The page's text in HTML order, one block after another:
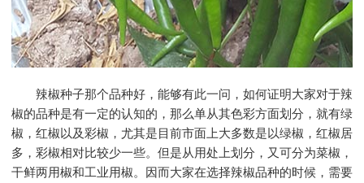
辣椒种子那个品种好 ，能够有此一问，如何证明大家对于辣
椒的品种是有一定的认知的，那么单从其色彩方面划分，就有绿
椒，红椒以及彩椒，尤其是目前市面上大多数是以绿椒，红椒居
多，彩椒相对比较少一些。但是从用处上划分，又可分为菜椒，
干鲜两用椒和工业用椒。因而大家在选择辣椒品种的时候，需要